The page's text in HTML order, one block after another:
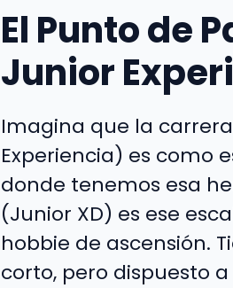
El Punto de
Junior
Imagina que la carrera
Experiencia) es como
donde tenemos esa
(Junior XD) es ese
hobbie de ascensión.
corto, pero dispuesto